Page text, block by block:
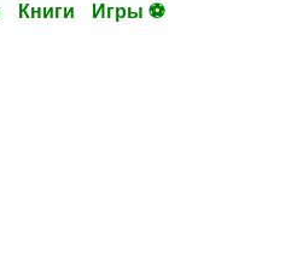
Книги Игры ⚽